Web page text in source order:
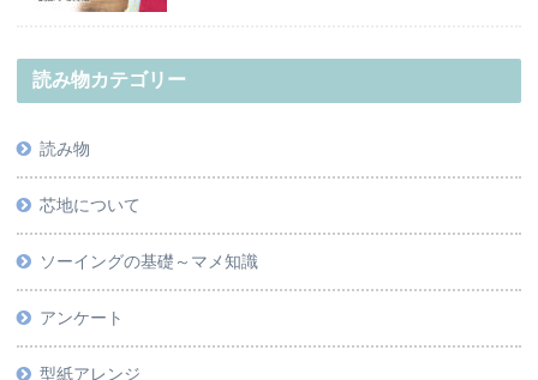
読み物カテゴリー
読み物
芯地について
ソーイングの基礎～マメ知識
アンケート
型紙アレンジ